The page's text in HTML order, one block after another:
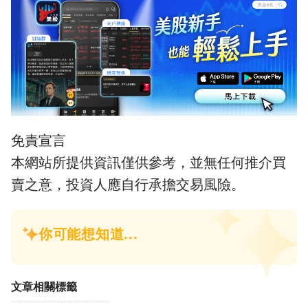
免責宣言
本網站所提供資訊僅供參考，並無任何推介買
賣之意，投資人應自行承擔交易風險。
文章相關標籤